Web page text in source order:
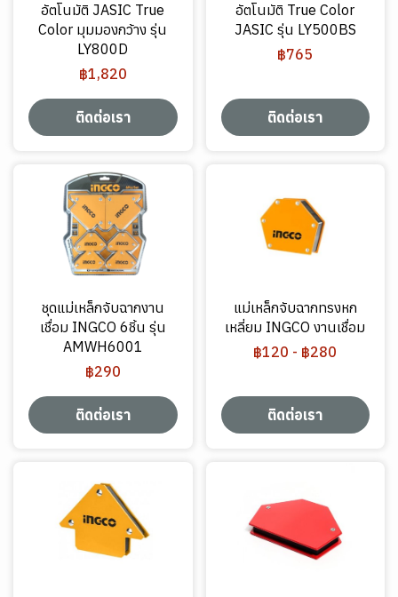
อัตโนมัติ JASIC True
Color มุมมองกว้าง รุ่น
LY800D
฿1,820
ติดต่อเรา
อัตโนมัติ True Color
JASIC รุ่น LY500BS
฿765
ติดต่อเรา
ชุดแม่เหล็กจับฉากงาน
เชื่อม INGCO 6ชิ้น รุ่น
AMWH6001
฿290
ติดต่อเรา
แม่เหล็กจับฉากทรงหก
เหลี่ยม INGCO งานเชื่อม
฿120 - ฿280
ติดต่อเรา